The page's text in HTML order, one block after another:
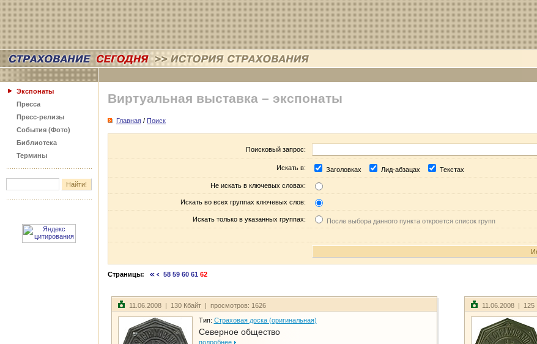
Экспонаты
Пресса
Пресс-релизы
События (Фото)
Библиотека
Термины
Виртуальная выставка – экспонаты
Главная / Поиск
Поисковый запрос:
Искать в: Заголовках Лид-абзацах Текстах
Не искать в ключевых словах:
Искать во всех группах ключевых слов:
Искать только в указанных группах: После выбора данного пункта откроется список групп
Страницы: 58 59 60 61 62
11.06.2008 | 130 Кбайт | просмотров: 1626
Тип: Страховая доска (оригинальная)
Северное общество
подробнее
11.06.2008 | 125